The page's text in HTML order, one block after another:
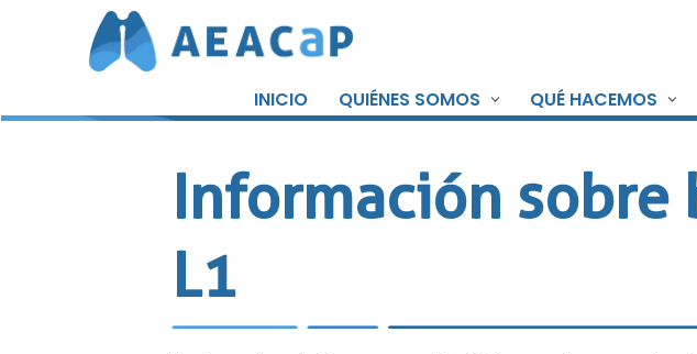
contenido
INICIO QUIÉNES SOMOS QUÉ HACEMOS
Información sobre
L1